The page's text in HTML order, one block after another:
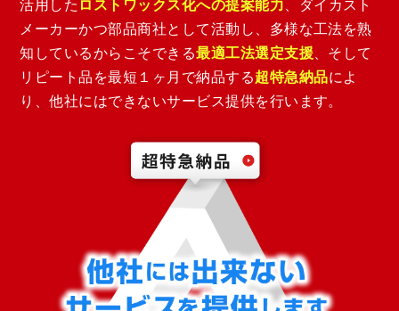
活用した ロストワックス化への提案能力 、ダイカスト
メーカーかつ部品商社として活動し、多様な工法を熟
知しているからこそできる最適工法選定支援 、そして
リピート品を最短１ヶ月で納品する超特急納品によ
り、他社にはできないサービス提供を行います。